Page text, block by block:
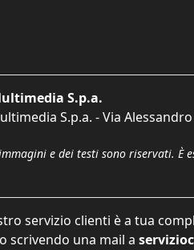
S.p.a.
S.p.a. - Via Alessandro
e dei testi sono riservati. È
servizio clienti è a tua
o scrivendo una mail a